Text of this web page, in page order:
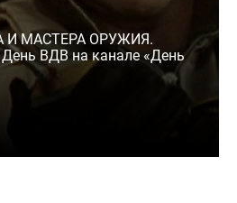
И МАСТЕРА ОРУЖИЯ.
ВДВ на канале «День